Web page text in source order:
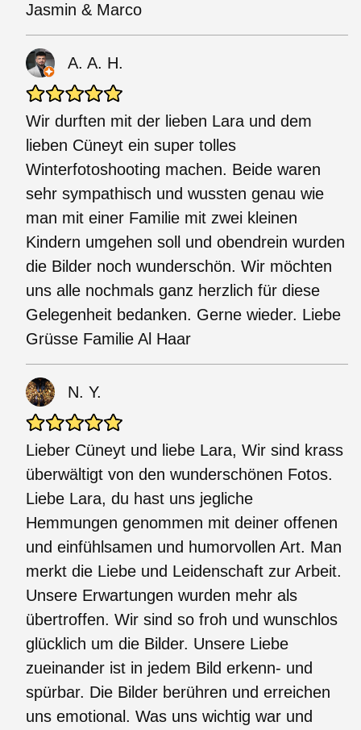
Jasmin & Marco
A. A. H.
Wir durften mit der lieben Lara und dem
lieben Cüneyt ein super tolles
Winterfotoshooting machen. Beide waren
sehr sympathisch und wussten genau wie
man mit einer Familie mit zwei kleinen
Kindern umgehen soll und obendrein wurden
die Bilder noch wunderschön. Wir möchten
uns alle nochmals ganz herzlich für diese
Gelegenheit bedanken. Gerne wieder. Liebe
Grüsse Familie Al Haar
N. Y.
Lieber Cüneyt und liebe Lara, Wir sind krass
überwältigt von den wunderschönen Fotos.
Liebe Lara, du hast uns jegliche
Hemmungen genommen mit deiner offenen
und einfühlsamen und humorvollen Art. Man
merkt die Liebe und Leidenschaft zur Arbeit.
Unsere Erwartungen wurden mehr als
übertroffen. Wir sind so froh und wunschlos
glücklich um die Bilder. Unsere Liebe
zueinander ist in jedem Bild erkenn- und
spürbar. Die Bilder berühren und erreichen
uns emotional. Was uns wichtig war und